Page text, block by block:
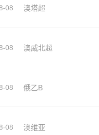
08 澳塔超
08 澳威北超
08 俄乙B
08 澳维亚